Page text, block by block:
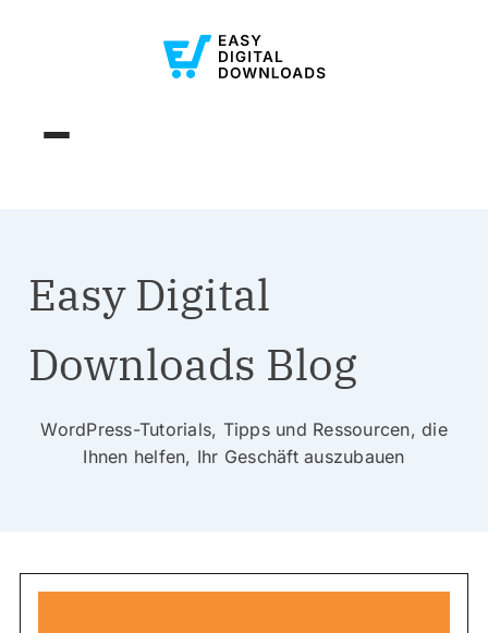
Easy Digital
Downloads Blog
WordPress-Tutorials, Tipps und Ressourcen, die
Ihnen helfen, Ihr Geschäft auszubauen